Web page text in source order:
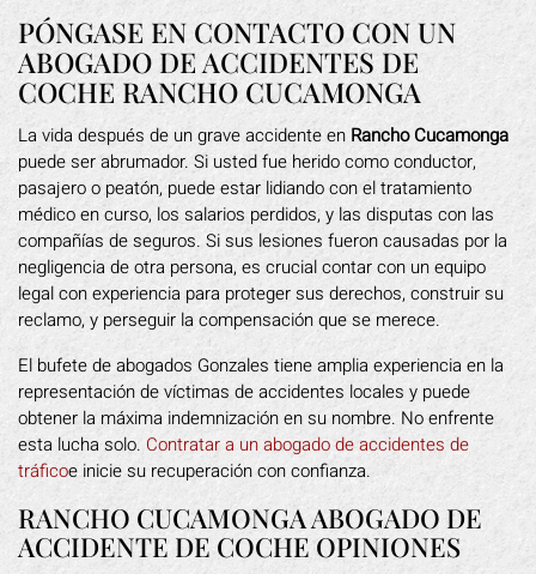
PÓNGASE EN CONTACTO CON UN
ABOGADO DE ACCIDENTES DE
COCHE RANCHO CUCAMONGA
La vida después de un grave accidente en Rancho Cucamonga
puede ser abrumador. Si usted fue herido como conductor,
pasajero o peatón, puede estar lidiando con el tratamiento
médico en curso, los salarios perdidos, y las disputas con las
compañías de seguros. Si sus lesiones fueron causadas por la
negligencia de otra persona, es crucial contar con un equipo
legal con experiencia para proteger sus derechos, construir su
reclamo, y perseguir la compensación que se merece.
El bufete de abogados Gonzales tiene amplia experiencia en la
representación de víctimas de accidentes locales y puede
obtener la máxima indemnización en su nombre. No enfrente
esta lucha solo. Contratar a un abogado de accidentes de
tráficoe inicie su recuperación con confianza.
RANCHO CUCAMONGA ABOGADO DE
ACCIDENTE DE COCHE OPINIONES